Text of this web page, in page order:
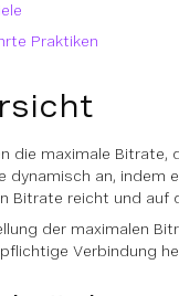
Praktiken
die maximale Bitrate,
dynamisch an, indem
Bitrate reicht und auf
der maximalen
Verbindung